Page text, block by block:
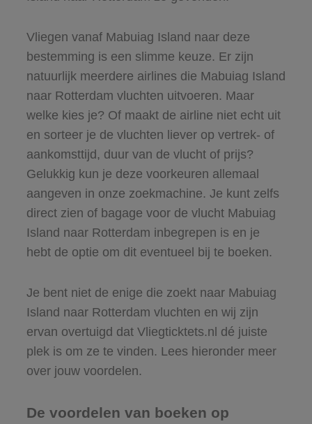
Vliegen vanaf Mabuiag Island naar deze
bestemming is een slimme keuze. Er zijn
natuurlijk meerdere airlines die Mabuiag Island
naar Rotterdam vluchten uitvoeren. Maar
welke kies je? Of maakt de airline niet echt uit
en sorteer je de vluchten liever op vertrek- of
aankomsttijd, duur van de vlucht of prijs?
Gelukkig kun je deze voorkeuren allemaal
aangeven in onze zoekmachine. Je kunt zelfs
direct zien of bagage voor de vlucht Mabuiag
Island naar Rotterdam inbegrepen is en je
hebt de optie om dit eventueel bij te boeken.
Je bent niet de enige die zoekt naar Mabuiag
Island naar Rotterdam vluchten en wij zijn
ervan overtuigd dat Vliegticktets.nl dé juiste
plek is om ze te vinden. Lees hieronder meer
over jouw voordelen.
De voordelen van boeken op